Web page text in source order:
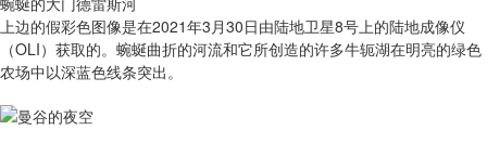
上边的假彩色图像是在2021年3月30日由陆地卫星8号上的陆地成像仪
（OLI）获取的。蜿蜒曲折的河流和它所创造的许多牛轭湖在明亮的绿色
农场中以深蓝色线条突出。